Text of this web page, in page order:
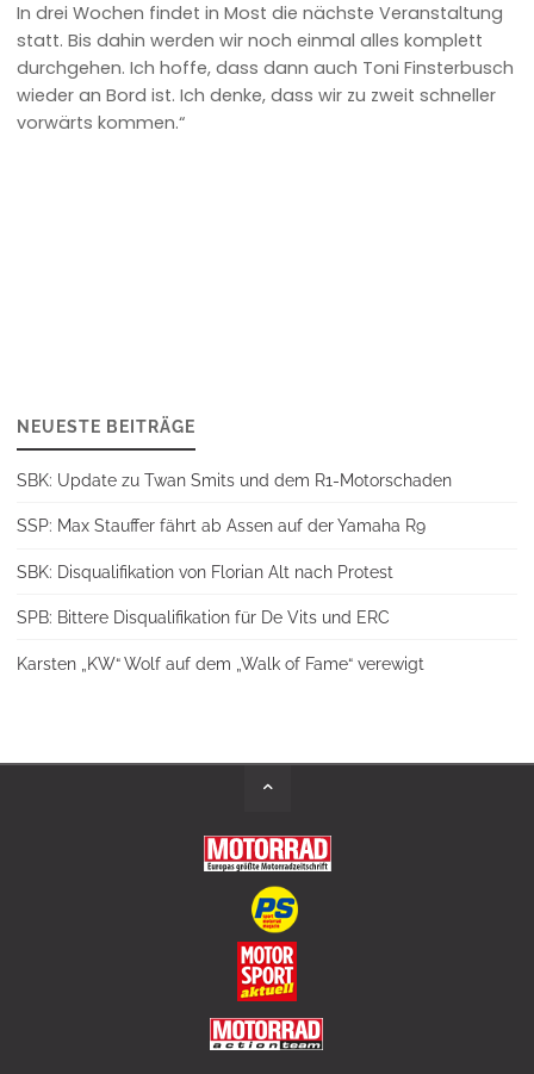
In drei Wochen findet in Most die nächste Veranstaltung
statt. Bis dahin werden wir noch einmal alles komplett
durchgehen. Ich hoffe, dass dann auch Toni Finsterbusch
wieder an Bord ist. Ich denke, dass wir zu zweit schneller
vorwärts kommen.“
NEUESTE BEITRÄGE
SBK: Update zu Twan Smits und dem R1-Motorschaden
SSP: Max Stauffer fährt ab Assen auf der Yamaha R9
SBK: Disqualifikation von Florian Alt nach Protest
SPB: Bittere Disqualifikation für De Vits und ERC
Karsten „KW“ Wolf auf dem „Walk of Fame“ verewigt
Back